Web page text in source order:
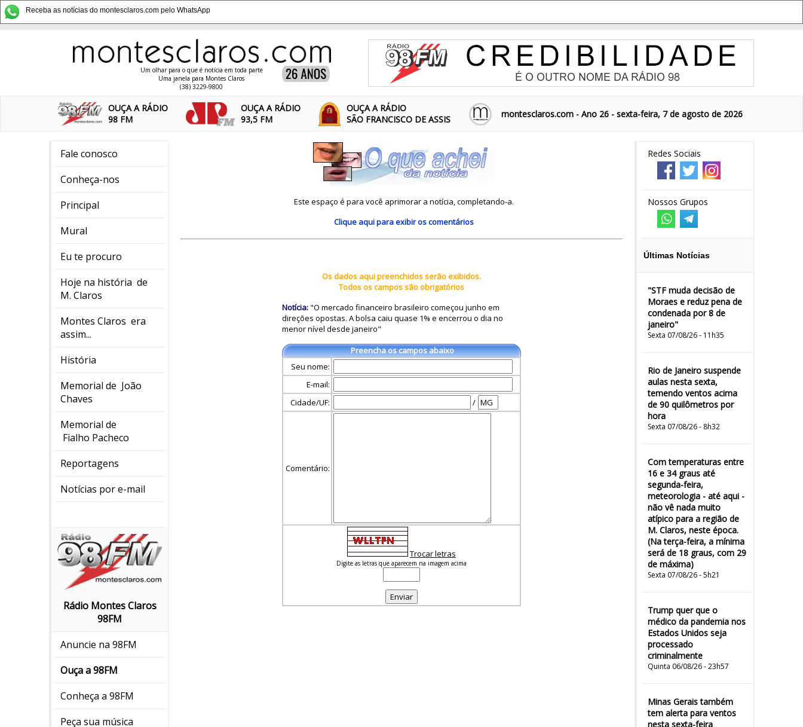
Receba as notícias do montesclaros.com pelo WhatsApp
Um olhar para o que é notícia em toda parte
Uma janela para Montes Claros
(38) 3229-9800
OUÇA A RÁDIO
98 FM
OUÇA A RÁDIO
93,5 FM
OUÇA A RÁDIO
SÃO FRANCISCO DE ASSIS
montesclaros.com - Ano 26 - sexta-feira, 7 de agosto de 2026
Fale conosco
Conheça-nos
Principal
Mural
Eu te procuro
Hoje na história de
M. Claros
Montes Claros era
assim...
História
Memorial de João
Chaves
Memorial de
Fialho Pacheco
Reportagens
Notícias por e-mail
Rádio Montes Claros
98FM
Anuncie na 98FM
Ouça a 98FM
Conheça a 98FM
Peça sua música
Redes Sociais
Nossos Grupos
Últimas Notícias
"STF muda decisão de
Moraes e reduz pena de
condenada por 8 de
janeiro"
Sexta 07/08/26 - 11h35
Rio de Janeiro suspende
aulas nesta sexta,
temendo ventos acima
de 90 quilômetros por
hora
Sexta 07/08/26 - 8h32
Com temperaturas entre
16 e 34 graus até
segunda-feira,
meteorologia - até aqui -
não vê nada muito
atípico para a região de
M. Claros, neste época.
(Na terça-feira, a mínima
será de 18 graus, com 29
de máxima)
Sexta 07/08/26 - 5h21
Trump quer que o
médico da pandemia nos
Estados Unidos seja
processado
criminalmente
Quinta 06/08/26 - 23h57
Minas Gerais também
tem alerta para ventos
nesta sexta-feira
Este espaço é para você aprimorar a notícia, completando-a.
Clique aquipara exibir os comentários
Os dados aqui preenchidos serão exibidos.
Todos os campos são obrigatórios
Notícia: "O mercado financeiro brasileiro começou junho em
direções opostas. A bolsa caiu quase 1% e encerrou o dia no
menor nível desde janeiro"
Preencha os campos abaixo
Seu nome:
E-mail:
Cidade/UF:
/
Comentário:
Trocar letras
Digite as letras que aparecem na imagem acima